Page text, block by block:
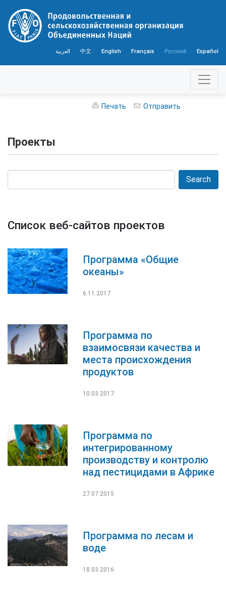
العربية 中文 English Français Русский Español
Печать Отправить
Проекты
Список веб-сайтов проектов
Программа «Общие
океаны»
6.11.2017
Программа по
взаимосвязи качества и
места происхождения
продуктов
10.03.2017
Программа по
интегрированному
производству и контролю
над пестицидами в Африке
27.07.2015
Программа по лесам и
воде
18.03.2016